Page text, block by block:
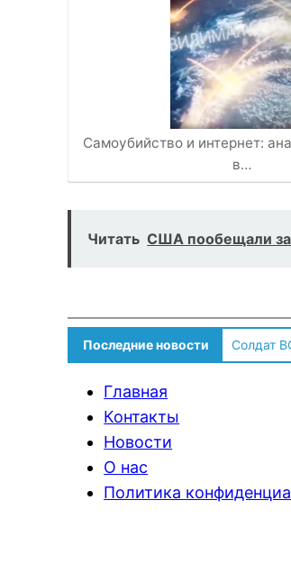
Самоубийство и интернет:
в…
Читать США пообещали
Последние новости Солдат
Главная
Контакты
Новости
О нас
Политика